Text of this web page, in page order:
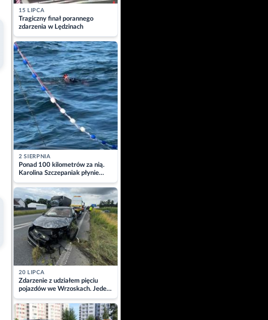
15 LIPCA
Tragiczny finał porannego
zdarzenia w Lędzinach
2 SIERPNIA
Ponad 100 kilometrów za nią.
Karolina Szczepaniak płynie
przez Bałtyk dla Piotra.
Aktualizacja
20 LIPCA
Zdarzenie z udziałem pięciu
pojazdów we Wrzoskach. Jeden
z kierowców zabrany w
kajdankach